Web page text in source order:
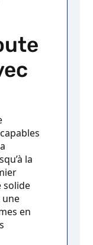
la
solide
une
en